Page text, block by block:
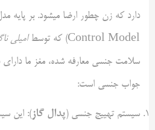
Control Model) که توسط
امیلی
سلامت جنسی معارفه شده، مغز ما دارای
جواب جنسی است:
سیستم تهییج جنسی (پدال گاز): این